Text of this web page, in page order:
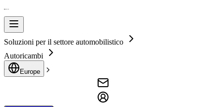
Soluzioni per il settore automobilistico
Autoricambi
Europe